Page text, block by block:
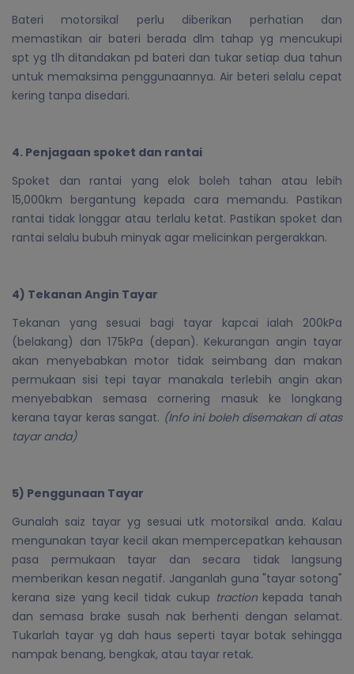
Bateri motorsikal perlu diberikan perhatian dan
memastikan air bateri berada dlm tahap yg mencukupi
spt yg tlh ditandakan pd bateri dan tukar setiap dua tahun
untuk memaksima penggunaannya. Air beteri selalu cepat
kering tanpa disedari.
4. Penjagaan spoket dan rantai
Spoket dan rantai yang elok boleh tahan atau lebih
15,000km bergantung kepada cara memandu. Pastikan
rantai tidak longgar atau terlalu ketat. Pastikan spoket dan
rantai selalu bubuh minyak agar melicinkan pergerakkan.
4) Tekanan Angin Tayar
Tekanan yang sesuai bagi tayar kapcai ialah 200kPa
(belakang) dan 175kPa (depan). Kekurangan angin tayar
akan menyebabkan motor tidak seimbang dan makan
permukaan sisi tepi tayar manakala terlebih angin akan
menyebabkan semasa cornering masuk ke longkang
kerana tayar keras sangat. (Info ini boleh disemakan di atas
tayar anda)
5) Penggunaan Tayar
Gunalah saiz tayar yg sesuai utk motorsikal anda. Kalau
mengunakan tayar kecil akan mempercepatkan kehausan
pasa permukaan tayar dan secara tidak langsung
memberikan kesan negatif. Janganlah guna "tayar sotong"
kerana size yang kecil tidak cukup traction kepada tanah
dan semasa brake susah nak berhenti dengan selamat.
Tukarlah tayar yg dah haus seperti tayar botak sehingga
nampak benang, bengkak, atau tayar retak.